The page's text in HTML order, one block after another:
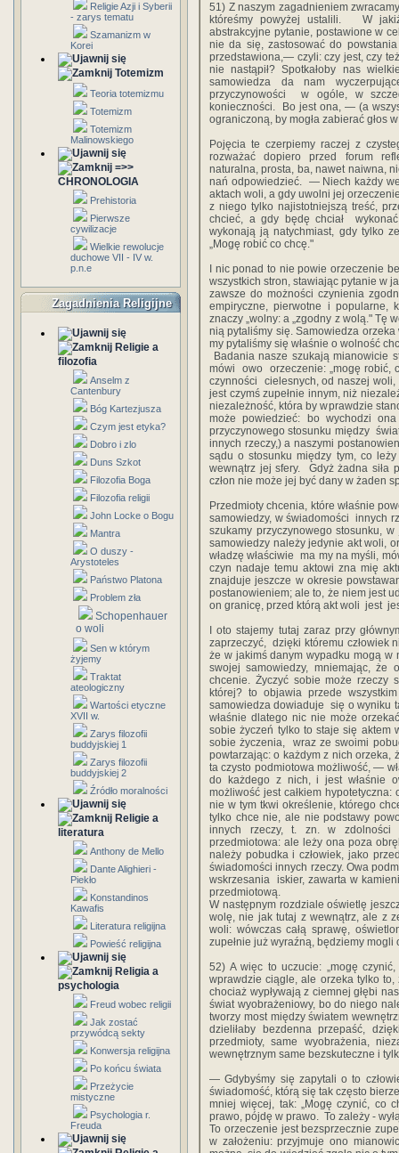
Religie Azji i Syberii
- zarys tematu
Szamanizm w
Korei
Totemizm
Teoria totemizmu
Totemizm
Totemizm
Malinowskiego
=>>
CHRONOLOGIA
Prehistoria
Pierwsze
cywilizacje
Wielkie rewolucje
duchowe VII - IV w.
p.n.e
Zagadnienia Religijne
Religie a
filozofia
Anselm z
Cantenbury
Bóg Kartezjusza
Czym jest etyka?
Dobro i zlo
Duns Szkot
Filozofia Boga
Filozofia religii
John Locke o Bogu
Mantra
O duszy -
Arystoteles
Państwo Platona
Problem zła
Schopenhauer
o woli
Sen w którym
żyjemy
Traktat
ateologiczny
Wartości etyczne
XVII w.
Zarys filozofii
buddyjskiej 1
Zarys filozofii
buddyjskiej 2
Źródło moralności
Religie a
literatura
Anthony de Mello
Dante Alighieri -
Piekło
Konstandinos
Kawafis
Literatura religijna
Powieść religijna
Religia a
psychologia
Freud wobec religii
Jak zostać
przywódcą sekty
Konwersja religijna
Po końcu świata
Przeżycie
mistyczne
Psychologia r.
Freuda
51)‎ ‎Z‎ ‎naszym‎ ‎zagadnieniem‎
‎któreśmy powyżej‎ ‎ustalili. ‎ ‎ W‎
‎abstrakcyjne‎ ‎pytanie,‎ ‎postawione w‎
‎nie‎ ‎da‎ ‎się,‎ ‎zastosować‎ ‎do‎
‎przedstawiona,—‎ ‎czyli:‎ ‎czy‎ ‎jest,‎ ‎czy‎
‎nie‎ ‎nastąpił? Spotkałoby‎ ‎nas‎
‎samowiedza‎ ‎da‎ ‎nam‎
‎przyczynowości‎ ‎ ‎w‎ ‎ogóle,‎ ‎w‎
‎konieczności.‎ ‎ Bo jest‎ ‎ona,‎ ‎—‎ ‎(a‎
‎ograniczoną,‎ ‎by‎ ‎mogła‎ ‎zabierać głos‎
‎Pojęcia‎ ‎te‎ ‎czerpiemy‎ ‎raczej z‎
‎rozważać‎ ‎dopiero‎ ‎przed‎ ‎forum‎
‎naturalna,‎ ‎prosta,‎ ‎ba,‎ ‎nawet‎ ‎naiwna,‎
‎nań‎ ‎odpowiedzieć.‎ ‎ — Niech‎ ‎każdy‎
‎aktach‎ ‎woli,‎ ‎a‎ ‎gdy‎ ‎uwolni‎ ‎jej‎
‎z‎ ‎niego‎ ‎tylko‎ ‎najistotniejszą‎ ‎treść,‎
chcieć,‎ ‎a‎ ‎gdy‎ ‎będę‎ ‎chciał‎
‎wykonają‎ ‎ją‎ ‎natychmiast,‎ ‎gdy‎ ‎tylko‎
‎„Mogę‎ ‎robić‎ ‎co‎ ‎chcę."‎ ‎
I‎ ‎nic‎ ‎ponad‎ ‎to‎ ‎nie‎ ‎powie‎ ‎orzeczenie‎
‎wszystkich‎ ‎stron, stawiając‎ ‎pytanie‎ ‎w‎
‎zawsze‎ ‎do‎ ‎możności‎ ‎czynienia‎
‎empiryczne,‎ ‎pierwotne‎ ‎i‎ ‎popularne,‎
‎znaczy „wolny‎:‎ a‎ ‎„zgodny‎ ‎z‎ ‎wolą."‎ ‎Tę‎
‎nią‎ ‎pytaliśmy‎ ‎się. Samowiedza‎
‎my‎ ‎pytaliśmy‎ ‎się‎ ‎właśnie‎ ‎o‎ ‎wolność‎
Badania‎ ‎nasze‎ ‎szukają‎
mówi‎ ‎ owo‎ ‎ orzeczenie:‎ ‎„mogę‎ ‎robić,‎
‎czynności ‎ ‎cielesnych,‎ ‎od‎ ‎naszej‎
‎jest‎ ‎czymś‎ ‎zupełnie‎ ‎innym, niż‎
‎niezależność,‎ ‎która by‎ ‎wprawdzie‎
‎może‎ ‎powiedzieć:‎ ‎bo‎ ‎wychodzi‎
‎przyczynowego stosunku‎ ‎między‎
‎innych‎ ‎rzeczy,)‎ ‎a‎ ‎naszymi‎
‎sądu‎ ‎o‎ ‎stosunku‎ ‎między‎ ‎tym,‎ ‎co‎
‎wewnątrz‎ ‎jej‎ ‎sfery.‎ ‎ Gdyż‎ ‎żadna‎ ‎siła‎
‎człon‎ ‎nie‎ ‎może jej‎ ‎być‎ ‎dany‎ ‎w‎ ‎żaden‎
Przedmioty‎ ‎chcenia, które‎ ‎właśnie‎
samowiedzy,‎ ‎w‎ ‎świadomości‎ ‎ innych‎
‎szukamy‎ ‎przyczynowego‎ ‎stosunku,‎
samowiedzy należy‎ ‎jedynie‎ ‎akt‎ ‎woli,‎
‎władzę‎ ‎właściwie ‎ ‎ma my‎ ‎na‎ ‎myśli,‎
‎czyn‎ ‎nadaje‎ ‎temu‎ ‎aktowi‎ ‎zna mię‎
‎znajduje‎ ‎jeszcze‎ ‎w‎ ‎okresie‎
‎postanowieniem;‎ ‎ale‎ ‎to,‎ ‎że‎ ‎niem‎ ‎jest‎
‎on‎ ‎granicę,‎ ‎przed‎ ‎którą‎ ‎akt‎ ‎woli‎ ‎ jest‎
I‎ ‎oto stajemy‎ ‎tutaj‎ ‎zaraz‎ ‎przy‎
‎zaprzeczyć, ‎ ‎dzięki któremu‎ ‎człowiek‎
‎że‎ ‎w‎ ‎jakimś‎ ‎danym‎ ‎wypadku‎ ‎mogą‎ ‎w‎
‎swojej‎ ‎samowiedzy,‎ ‎mniemając,‎ ‎że‎
‎chcenie.‎ ‎Życzyć‎ ‎sobie‎ ‎może‎
‎której?‎ ‎to‎ ‎objawia przede
‎samowiedza‎ ‎dowiaduje‎ ‎ się‎ ‎o‎ ‎wyniku
‎właśnie‎ ‎dlatego‎ ‎nic‎ ‎nie‎ ‎może‎
‎sobie życzeń‎ ‎tylko‎ ‎to‎ ‎staje‎ ‎się‎ ‎aktem‎
‎sobie‎ ‎życzenia,‎ ‎ wraz‎ ‎ze‎ ‎swoimi‎
‎powtarzając:‎ ‎o‎ ‎każdym‎ ‎z‎ ‎nich‎ ‎orzeka,‎
‎ta‎ ‎czysto‎ ‎podmiotowa możliwość,‎ ‎—‎
‎do‎ ‎każdego‎ ‎z‎ ‎nich,‎ ‎i‎ ‎jest‎ ‎właśnie‎
‎możliwość‎ ‎jest‎ ‎całkiem‎
nie‎ ‎w‎ ‎tym‎ ‎tkwi‎ ‎określenie,‎ ‎którego‎
‎tylko‎ ‎chce nie,‎ ‎ale‎ ‎nie‎ ‎podstawy‎
‎innych‎ ‎rzeczy,‎ ‎t.‎ ‎zn.‎ ‎w‎ ‎zdolności‎
przedmiotowa:‎ ‎ale‎ ‎leży‎ ‎ona‎ ‎poza‎
należy pobudka‎ ‎i‎ ‎człowiek,‎ ‎jako‎
świadomości‎ ‎innych rzeczy.‎ ‎Owa‎
‎wskrzesania‎ ‎ iskier,‎ ‎zawarta‎ ‎w
‎przedmiotową.‎
‎W‎ ‎następnym‎ ‎rozdziale‎ ‎oświetlę‎
‎wolę,‎ ‎nie‎ ‎jak‎ ‎tutaj‎ ‎z‎ ‎wewnątrz,‎ ‎ale z‎
woli:‎ ‎wówczas‎ ‎całą‎ ‎sprawę,‎
‎zupełnie‎ ‎już‎ ‎wyraźną,‎ ‎będziemy‎ ‎mogli‎
52)‎ ‎A‎ ‎więc‎ ‎to‎ ‎uczucie:‎ ‎„mogę‎
‎wprawdzie‎ ‎ciągle,‎ ‎ale‎ ‎orzeka‎ ‎tylko‎
‎chociaż‎ ‎wypływają‎ ‎z‎ ‎ciemnej‎ ‎głębi‎
‎świat‎ ‎wyobrażeniowy,‎ ‎bo do‎ ‎niego‎
‎tworzy‎ ‎most‎ ‎między‎ ‎światem‎
‎dzieliłaby‎ ‎bezdenna‎ ‎przepaść,‎
‎przedmioty,‎ ‎same wyobrażenia,‎
‎wewnętrznym‎ ‎same‎ ‎bezskuteczne‎ ‎i‎
— Gdybyśmy‎ ‎się‎ ‎zapytali‎ ‎o‎ ‎to‎
świadomość,‎ ‎którą‎ ‎się‎ ‎tak‎ ‎często‎
‎mniej więcej,‎ ‎tak:‎ ‎„Mogę‎ ‎czynić,‎ ‎co‎
‎prawo,‎ ‎pójdę‎ ‎w‎ ‎prawo.‎ ‎ To‎ ‎zależy -
To‎ ‎orzeczenie‎ ‎jest‎ ‎bezsprzecznie‎
‎w‎ ‎założeniu:‎ ‎przyjmuje‎ ‎ono‎